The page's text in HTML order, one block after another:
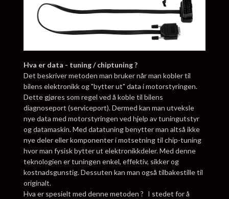
Hva er data - tuning / chiptuning ?
Det beskriver metoden man bruker når man kobler til
bilens elektronikk og "bytter ut" data i motorstyringen.
Dette gjøres som regel ved å koble til bilens
diagnoseport (serviceport). Dermed kan man utveksle
nye data med motorstyringen ved hjelp av tuningutstyr
og datamaskin. Med datatuning benytter man altså ikke
nye deler eller komponenter i motsetning til chip-tuning
hvor man fysisk bytter ut elektronikkdeler. Med denne
teknologien er tuningen enkel, effektiv, sikker og
kostnadsgunstig. Dessuten kan man også tilbakestille til
originalt.
Hva er spesielt med denne metoden ? I stedet for å